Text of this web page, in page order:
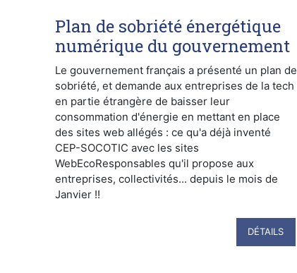
Plan de sobriété énergétique
numérique du gouvernement
Le gouvernement français a présenté un plan de
sobriété, et demande aux entreprises de la tech
en partie étrangère de baisser leur
consommation d'énergie en mettant en place
des sites web allégés : ce qu'a déjà inventé
CEP-SOCOTIC avec les sites
WebEcoResponsables qu'il propose aux
entreprises, collectivités... depuis le mois de
Janvier !!
DÉTAILS